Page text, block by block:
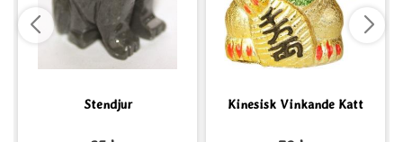
Stendjur Kinesisk Vinkande Katt